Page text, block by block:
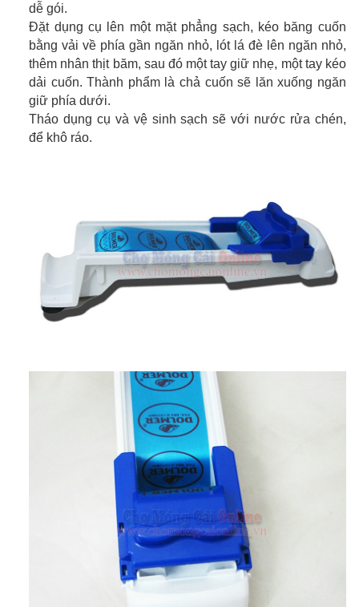
dễ gói.
Đặt dụng cụ lên một mặt phẳng sạch, kéo băng cuốn
bằng vải về phía gần ngăn nhỏ, lót lá đè lên ngăn nhỏ,
thêm nhân thịt băm, sau đó một tay giữ nhẹ, một tay kéo
dải cuốn. Thành phẩm là chả cuốn sẽ lăn xuống ngăn
giữ phía dưới.
Tháo dụng cụ và vệ sinh sạch sẽ với nước rửa chén,
để khô ráo.